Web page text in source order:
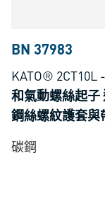
BN 37983
KATO® 2CT10L-
和氣動螺絲起子
鋼絲螺紋護套與
碳鋼